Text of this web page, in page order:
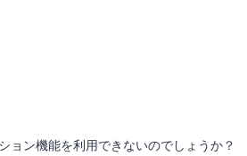
ョン機能を利用できないのでしょうか？